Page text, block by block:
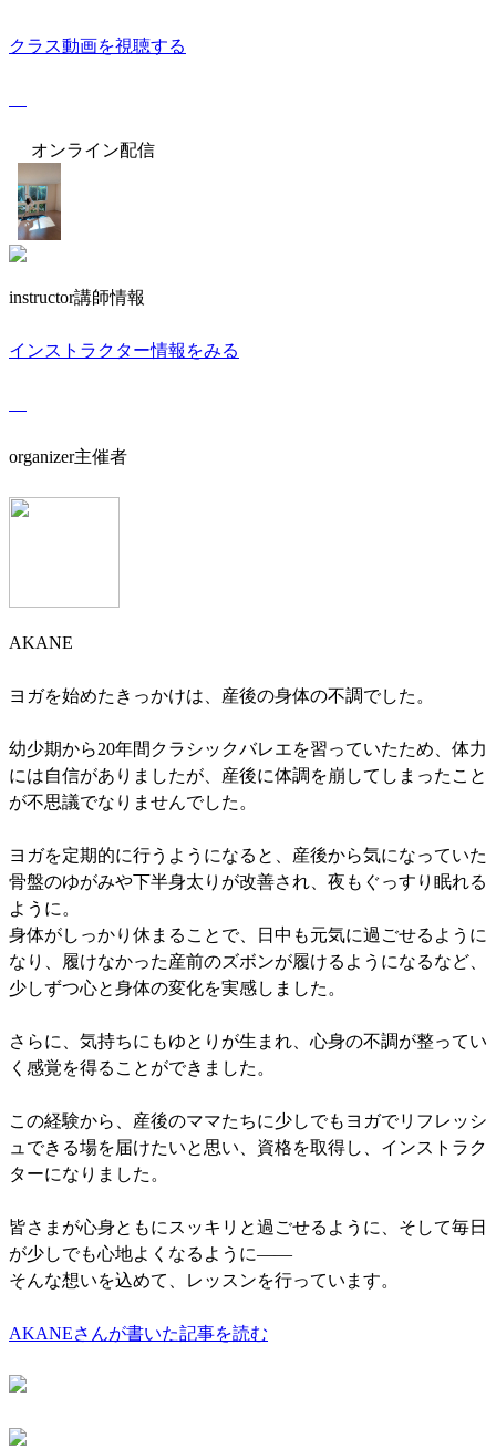
クラス動画を視聴する
オンライン配信
instructor講師情報
インストラクター情報をみる
organizer主催者
AKANE
ヨガを始めたきっかけは、産後の身体の不調でした。
幼少期から20年間クラシックバレエを習っていたため、体力
には自信がありましたが、産後に体調を崩してしまったこと
が不思議でなりませんでした。
ヨガを定期的に行うようになると、産後から気になっていた
骨盤のゆがみや下半身太りが改善され、夜もぐっすり眠れる
ように。
身体がしっかり休まることで、日中も元気に過ごせるように
なり、履けなかった産前のズボンが履けるようになるなど、
少しずつ心と身体の変化を実感しました。
さらに、気持ちにもゆとりが生まれ、心身の不調が整ってい
く感覚を得ることができました。
この経験から、産後のママたちに少しでもヨガでリフレッシ
ュできる場を届けたいと思い、資格を取得し、インストラク
ターになりました。
皆さまが心身ともにスッキリと過ごせるように、そして毎日
が少しでも心地よくなるように——
そんな想いを込めて、レッスンを行っています。
AKANEさんが書いた記事を読む